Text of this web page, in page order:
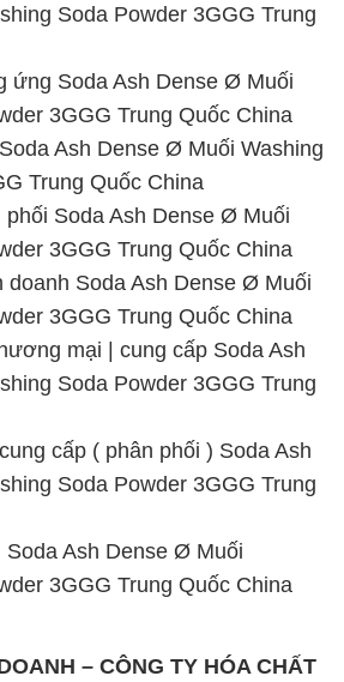
Soda Powder 3GGG Trung
ứng Soda Ash Dense Ø Muối
3GGG Trung Quốc China
Ash Dense Ø Muối Washing
Trung Quốc China
Soda Ash Dense Ø Muối
3GGG Trung Quốc China
doanh Soda Ash Dense Ø Muối
3GGG Trung Quốc China
mại | cung cấp Soda Ash
Soda Powder 3GGG Trung
cấp ( phân phối ) Soda Ash
Soda Powder 3GGG Trung
Ash Dense Ø Muối
3GGG Trung Quốc China
– CÔNG TY HÓA CHẤT